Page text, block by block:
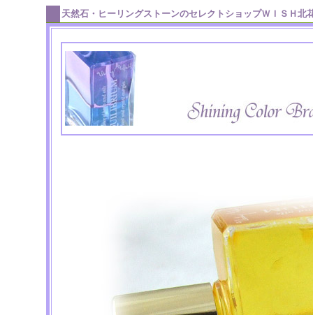
天然石・ヒーリングストーンのセレクトショップＷＩＳＨ